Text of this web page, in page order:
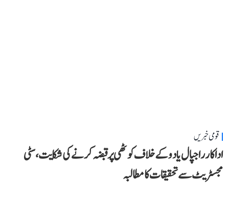
قومی خبریں
اداکار راجپال یادو کے خلاف کوٹھی پر قبضہ کرنے کی شکایت، سٹی
مجسٹریٹ سے تحقیقات کا مطالبہ